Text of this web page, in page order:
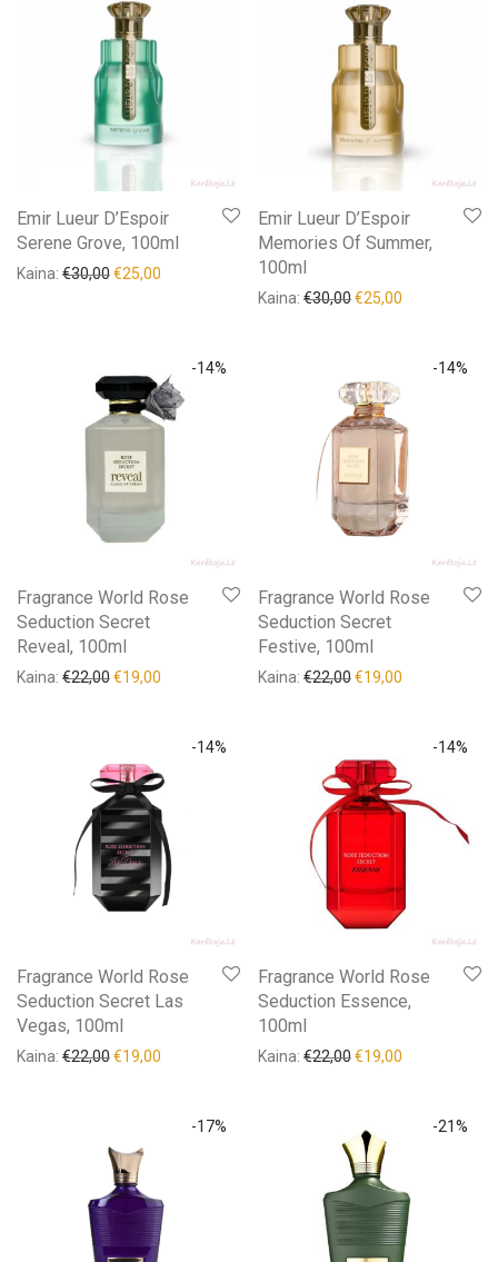
(333)
Tūris, ml
Produkto žyma
Asdaaf(11)
Brutus(4)
Kainų rėžiai
6 28 73
Tūris, ml
Produkto žyma
Iš naujo
Emir Lueur D’Espoir
Serene Grove, 100ml
Kaina: €30,00€25,00
Emir Lueur D’Espoir
Memories Of Summer,
100ml
Kaina: €30,00€25,00
-14%
Fragrance World Rose
Seduction Secret
Reveal, 100ml
Kaina: €22,00€19,00
-14%
Fragrance World Rose
Seduction Secret
Festive, 100ml
Kaina: €22,00€19,00
-14%
Fragrance World Rose
Seduction Secret Las
Vegas, 100ml
Kaina: €22,00€19,00
-14%
Fragrance World Rose
Seduction Essence,
100ml
Kaina: €22,00€19,00
-17% -21%